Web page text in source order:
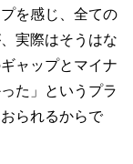
を感じ、全ての
実際はそうはな
ャップとマイナ
た」というプラ
られるからで